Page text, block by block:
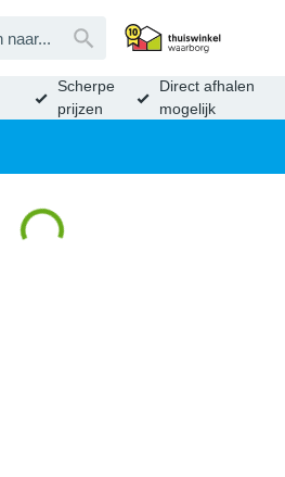
Scherpe
prijzen
Direct afhalen
mogelijk